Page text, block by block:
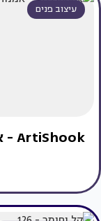
עיצוב פנים
ArtiShook - אמנות בלב השוק